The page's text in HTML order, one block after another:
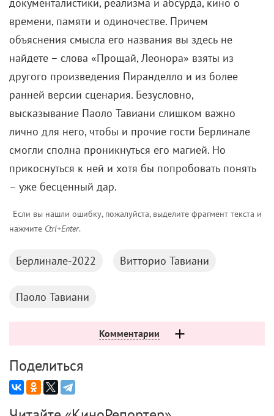
времени, памяти и одиночестве. Причем
объяснения смысла его названия вы здесь не
найдете – слова «Прощай, Леонора» взяты из
другого произведения Пиранделло и из более
ранней версии сценария. Безусловно,
высказывание Паоло Тавиани слишком важно
лично для него, чтобы и прочие гости Берлинале
смогли сполна проникнуться его магией. Но
прикоснуться к ней и хотя бы попробовать понять
– уже бесценный дар.
Если вы нашли ошибку, пожалуйста, выделите фрагмент текста и
нажмите Ctrl+Enter.
Берлинале-2022 Витторио Тавиани
Паоло Тавиани
Комментарии
Поделиться